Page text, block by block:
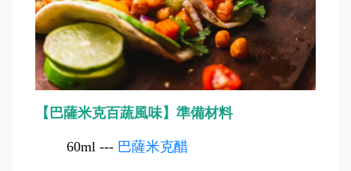
【巴薩米克百蔬風味】準備材料
60ml --- 巴薩米克醋